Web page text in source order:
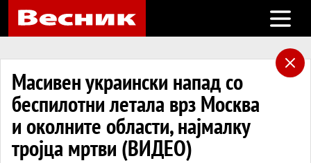
Open
Масивен украински напад со
беспилотни летала врз Москва
и околните области, најмалку
тројца мртви (ВИДЕО)